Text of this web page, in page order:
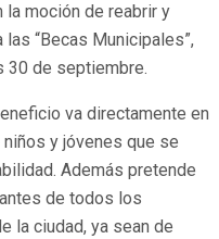
la moción de reabrir y
“Becas Municipales”,
30 de septiembre.
va directamente en
y jóvenes que se
Además pretende
de todos los
la ciudad, ya sean de